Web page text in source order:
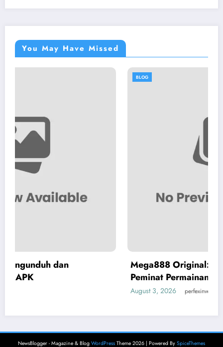
You May Have Missed
Mega888 Original: Panduan Terbaik
Peminat Permainan Mobile
perfexinvest
NewsBlogger - Magazine & Blog WordPress Theme 2026 | Powered By SpiceThemes